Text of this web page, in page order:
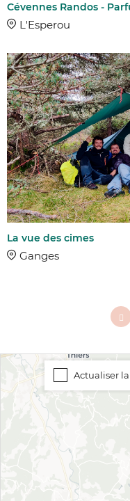
Cévennes Randos -
L'Esperou
La vue des cimes
Ganges
Actualiser